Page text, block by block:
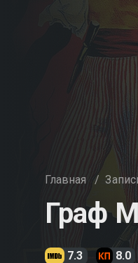
Главная /
Граф
7.3 8.0